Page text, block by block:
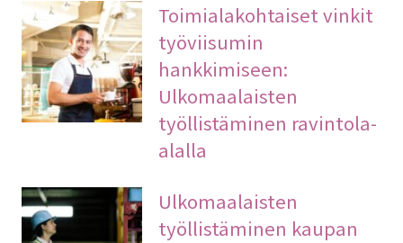
Toimialakohtaiset vinkit
työviisumin
hankkimiseen:
Ulkomaalaisten
työllistäminen ravintola-
alalla
Ulkomaalaisten
työllistäminen kaupan